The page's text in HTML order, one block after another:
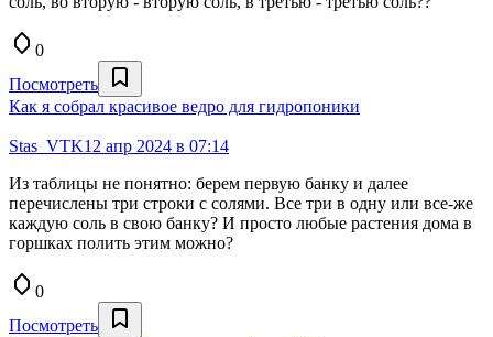
0
Посмотреть
Как я собрал красивое ведро для гидропоники
Stas_VTK12 апр 2024 в 07:14
Из таблицы не понятно: берем первую банку и далее
перечислены три строки с солями. Все три в одну или все-же
каждую соль в свою банку? И просто любые растения дома в
горшках полить этим можно?
0
Посмотреть